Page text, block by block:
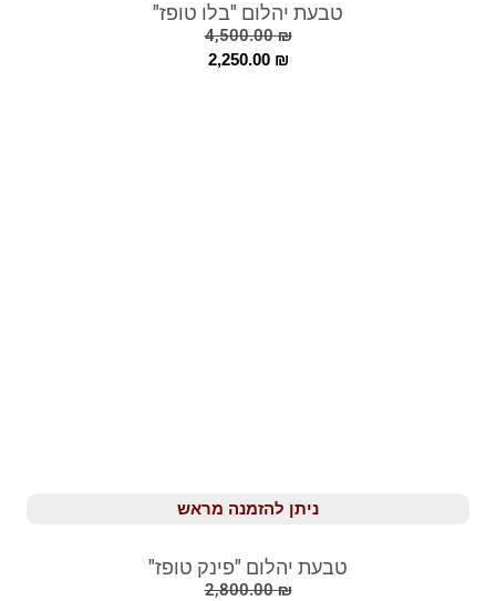
טבעת יהלום "בלו טופז"
4,500.00₪
2,250.00 ₪
ניתן להזמנה מראש
טבעת יהלום "פינק טופז"
2,800.00₪